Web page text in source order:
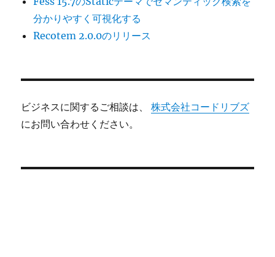
分かりやすく可視化する
Recotem 2.0.0のリリース
ビジネスに関するご相談は、株式会社コードリブズ
にお問い合わせください。